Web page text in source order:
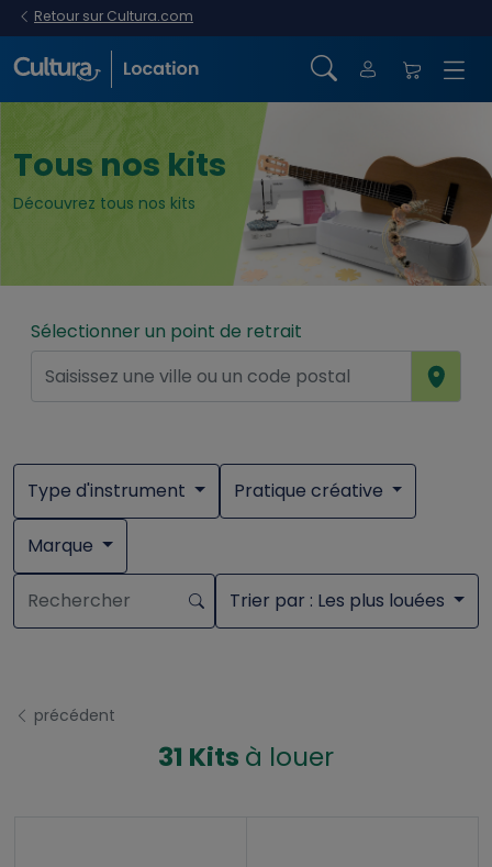
Retour sur Cultura.com
Sélectionner un point de retrait
Type d'instrument Pratique créative
Marque
Trier par : Les plus louées
précédent
31 Kits à louer
Tous nos kits
Découvrez tous nos kits